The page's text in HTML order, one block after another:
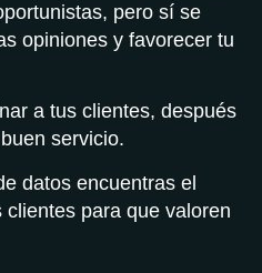
pero sí se
opiniones y favorecer tu
a tus clientes, después
servicio.
datos encuentras el
para que valoren